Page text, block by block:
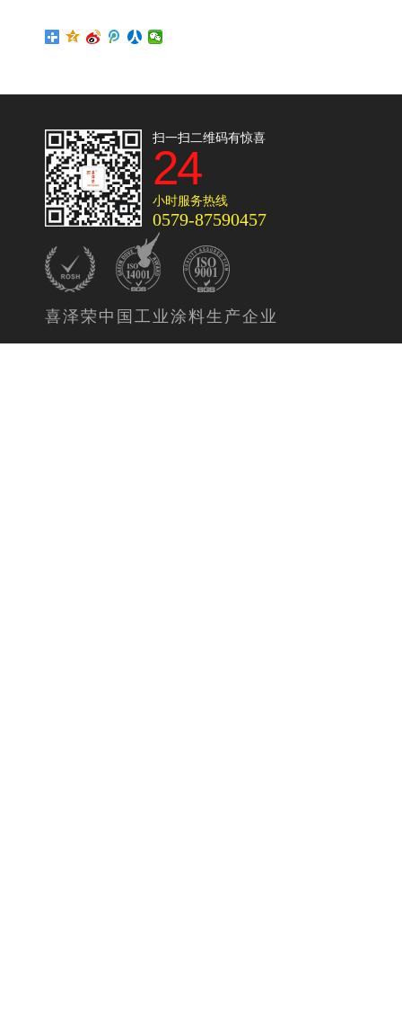
扫一扫二维码有惊喜
24
小时服务热线
0579-87590457
喜泽荣中国工业涂料生产企业